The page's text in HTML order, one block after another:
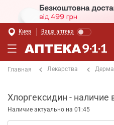
Киев Ваша аптека
Главная Лекарства
Хлоргексидин - наличие
Наличие актуально на 01:45